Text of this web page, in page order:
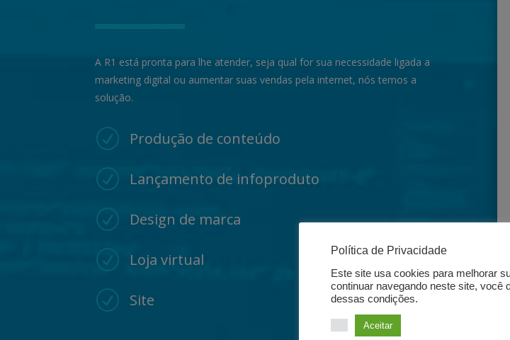
A R1 está pronta para lhe atender, seja qual for sua necessidade ligada a
marketing digital ou aumentar suas vendas pela internet, nós temos a
solução.
R Produção de conteúdo
R Lançamento de infoproduto
R Design de marca
R Loja virtual
R Site
Política de Privacidade
Este site usa cookies para melhorar
continuar navegando neste site, você
dessas condições.
Aceitar